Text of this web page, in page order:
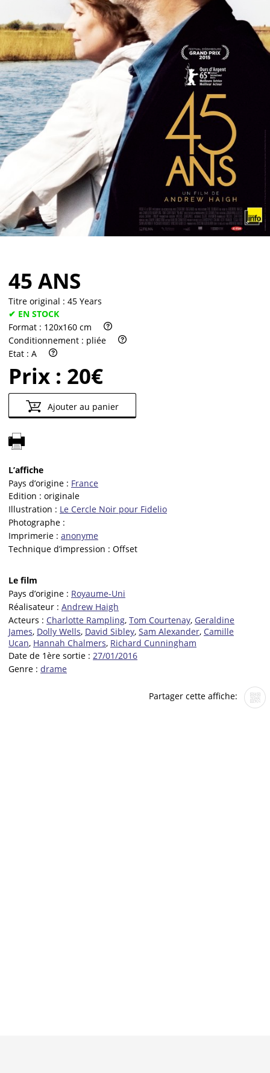
45 ANS
Titre original : 45 Years
✔ EN STOCK
Format : 120x160 cm
Conditionnement : pliée
Etat : A
Prix : 20€
Ajouter au panier
L’affiche
Pays d’origine : France
Edition : originale
Illustration : Le Cercle Noir pour Fidelio
Photographe :
Imprimerie : anonyme
Technique d’impression : Offset
Le film
Pays d’origine : Royaume-Uni
Réalisateur : Andrew Haigh
Acteurs : Charlotte Rampling, Tom Courtenay, Geraldine
James, Dolly Wells, David Sibley, Sam Alexander, Camille
Ucan, Hannah Chalmers, Richard Cunningham
Date de 1ère sortie : 27/01/2016
Genre : drame
Partager cette affiche: